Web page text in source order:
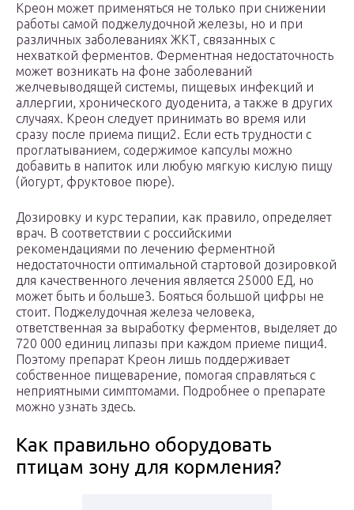
Креон может применяться не только при снижении
работы самой поджелудочной железы, но и при
различных заболеваниях ЖКТ, связанных с
нехваткой ферментов. Ферментная недостаточность
может возникать на фоне заболеваний
желчевыводящей системы, пищевых инфекций и
аллергии, хронического дуоденита, а также в других
случаях. Креон следует принимать во время или
сразу после приема пищи2. Если есть трудности с
проглатыванием, содержимое капсулы можно
добавить в напиток или любую мягкую кислую пищу
(йогурт, фруктовое пюре).
Дозировку и курс терапии, как правило, определяет
врач. В соответствии с российскими
рекомендациями по лечению ферментной
недостаточности оптимальной стартовой дозировкой
для качественного лечения является 25000 ЕД, но
может быть и больше3. Бояться большой цифры не
стоит. Поджелудочная железа человека,
ответственная за выработку ферментов, выделяет до
720 000 единиц липазы при каждом приеме пищи4.
Поэтому препарат Креон лишь поддерживает
собственное пищеварение, помогая справляться с
неприятными симптомами. Подробнее о препарате
можно узнать здесь.
Как правильно оборудовать
птицам зону для кормления?